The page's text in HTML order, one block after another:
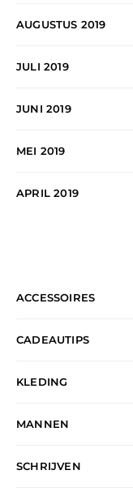
AUGUSTUS 2019
JULI 2019
JUNI 2019
MEI 2019
APRIL 2019
ACCESSOIRES
CADEAUTIPS
KLEDING
MANNEN
SCHRIJVEN